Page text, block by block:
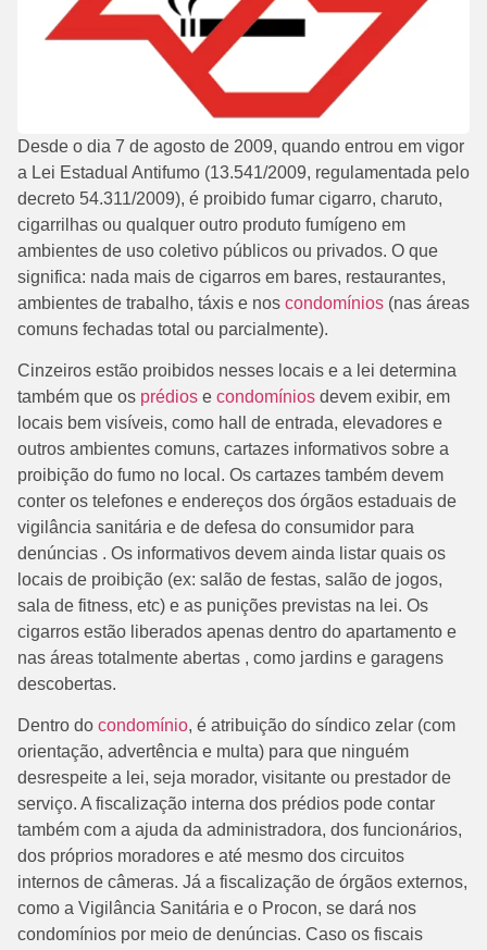
Desde o dia 7 de agosto de 2009, quando entrou em vigor
a Lei Estadual Antifumo (13.541/2009, regulamentada pelo
decreto 54.311/2009), é proibido fumar cigarro, charuto,
cigarrilhas ou qualquer outro produto fumígeno em
ambientes de uso coletivo públicos ou privados. O que
significa: nada mais de cigarros em bares, restaurantes,
ambientes de trabalho, táxis e nos condomínios (nas áreas
comuns fechadas total ou parcialmente).
Cinzeiros estão proibidos nesses locais e a lei determina
também que os prédios e condomínios devem exibir, em
locais bem visíveis, como hall de entrada, elevadores e
outros ambientes comuns, cartazes informativos sobre a
proibição do fumo no local. Os cartazes também devem
conter os telefones e endereços dos órgãos estaduais de
vigilância sanitária e de defesa do consumidor para
denúncias . Os informativos devem ainda listar quais os
locais de proibição (ex: salão de festas, salão de jogos,
sala de fitness, etc) e as punições previstas na lei. Os
cigarros estão liberados apenas dentro do apartamento e
nas áreas totalmente abertas , como jardins e garagens
descobertas.
Dentro do condomínio, é atribuição do síndico zelar (com
orientação, advertência e multa) para que ninguém
desrespeite a lei, seja morador, visitante ou prestador de
serviço. A fiscalização interna dos prédios pode contar
também com a ajuda da administradora, dos funcionários,
dos próprios moradores e até mesmo dos circuitos
internos de câmeras. Já a fiscalização de órgãos externos,
como a Vigilância Sanitária e o Procon, se dará nos
condomínios por meio de denúncias. Caso os fiscais